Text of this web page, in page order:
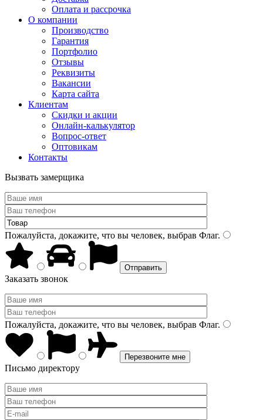
Оплата и рассрочка
О компании
Производство
Гарантия
Портфолио
Отзывы
Реквизиты
Вакансии
Карта сайта
Клиентам
Скидки и акции
Онлайн-калькулятор
Вопрос-ответ
Оптовикам
Контакты
Вызвать замерщика
Пожалуйста, докажите, что вы человек, выбрав Флаг.
Заказать звонок
Пожалуйста, докажите, что вы человек, выбрав Флаг.
Письмо директору